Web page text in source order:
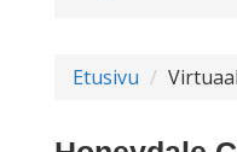
Etusivu